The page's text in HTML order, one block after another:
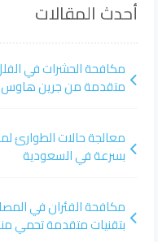
أحدث المقالات
مكافحة الحشرات في
متقدمة من جرين هاوس
معالجة حالات الطوارئ
بسرعة في السعودية
مكافحة الفئران في
بتقنيات متقدمة تحمي